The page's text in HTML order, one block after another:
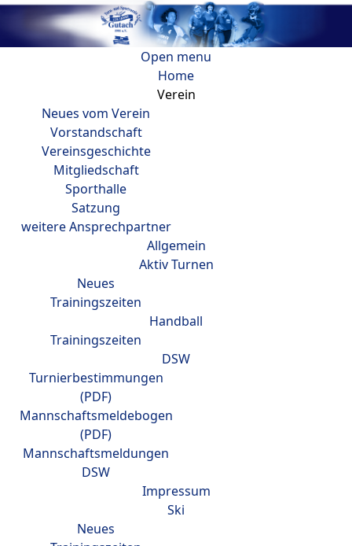
Open menu
Home
Verein
Neues vom Verein
Vorstandschaft
Vereinsgeschichte
Mitgliedschaft
Sporthalle
Satzung
weitere Ansprechpartner
Allgemein
Aktiv Turnen
Neues
Trainingszeiten
Handball
Trainingszeiten
DSW
Turnierbestimmungen
(PDF)
Mannschaftsmeldebogen
(PDF)
Mannschaftsmeldungen
DSW
Impressum
Ski
Neues